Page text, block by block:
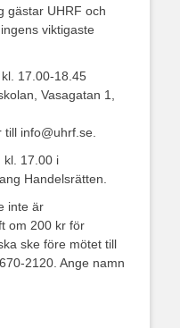
gästar UHRF och
viktigaste
17.00-18.45
Vasagatan 1,
info@uhrf.se.
kl. 17.00 i
Handelsrätten.
inte är
om 200 kr för
ske före mötet till
2120. Ange namn